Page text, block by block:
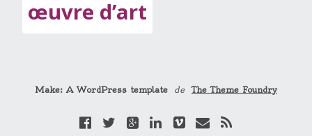
œuvre d’art
Make: A WordPress template de The Theme Foundry
G